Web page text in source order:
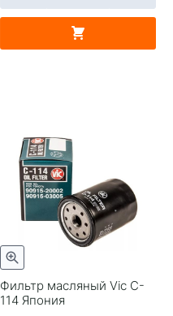
Фильтр масляный Vic C-
114 Япония